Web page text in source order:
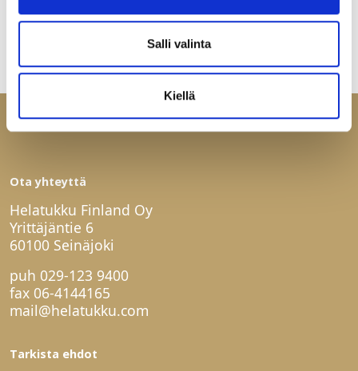
Salli valinta
Kiellä
Ota yhteyttä
Helatukku Finland Oy
Yrittäjäntie 6
60100 Seinäjoki
puh 029-123 9400
fax 06-4144165
mail@helatukku.com
Tarkista ehdot